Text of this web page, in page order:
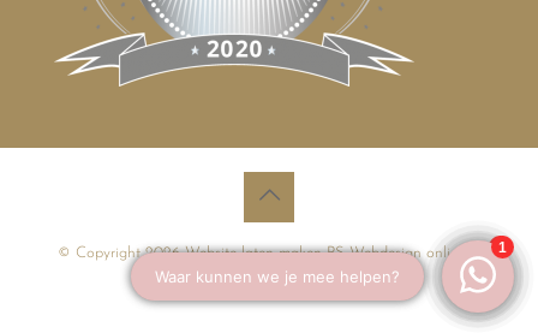
© Copyright 2026Website laten makenPS Webdesign online.nl